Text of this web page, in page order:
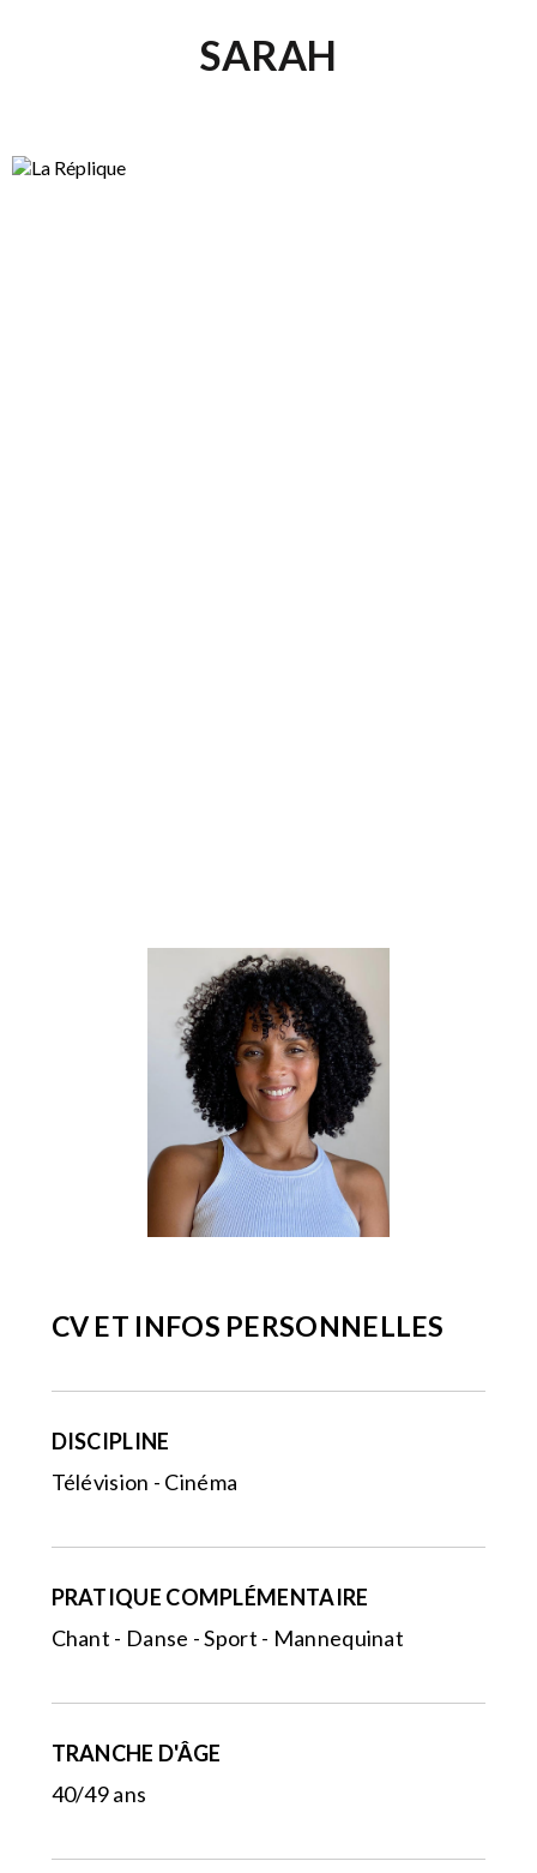
SARAH
CV ET INFOS PERSONNELLES
DISCIPLINE
Télévision - Cinéma
PRATIQUE COMPLÉMENTAIRE
Chant - Danse - Sport - Mannequinat
TRANCHE D'ÂGE
40/49 ans